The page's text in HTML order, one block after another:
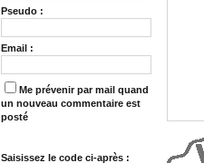
Pseudo :
Email :
Me prévenir par mail quand
un nouveau commentaire est
posté
Saisissez le code ci-après :